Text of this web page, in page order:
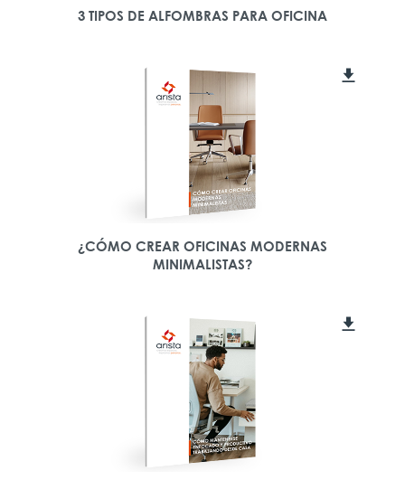
3 TIPOS DE ALFOMBRAS PARA OFICINA
¿CÓMO CREAR OFICINAS MODERNAS
MINIMALISTAS?